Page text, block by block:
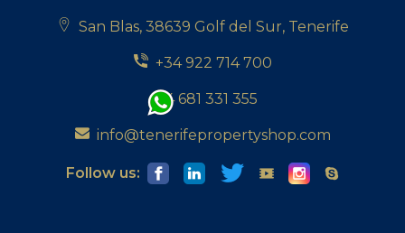
San Blas, 38639 Golf del Sur, Tenerife
+34 922 714 700
+34 681 331 355
info@tenerifepropertyshop.com
Follow us: